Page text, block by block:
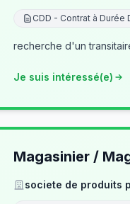
CDD - Contrat à Durée
recherche d'un
Je suis intéressé(e)
Magasinier /
societe de produits